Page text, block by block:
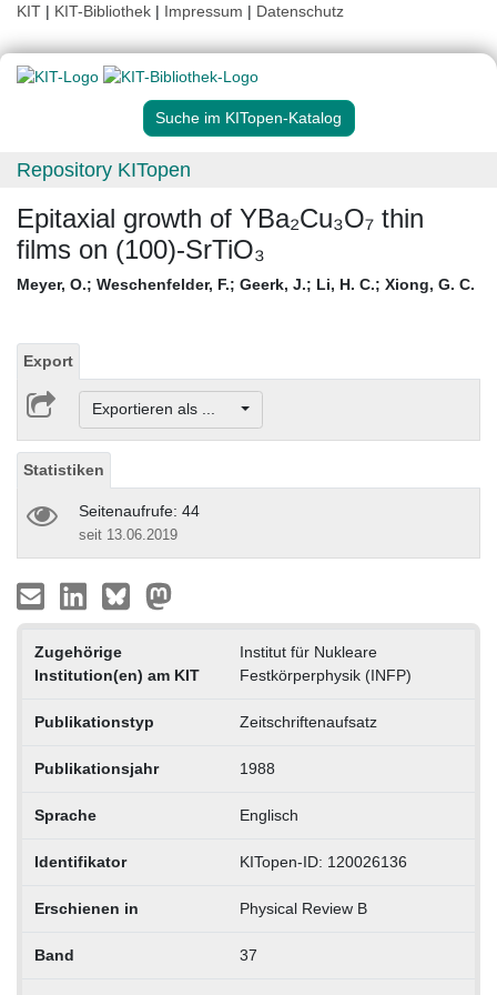
KIT | KIT-Bibliothek | Impressum | Datenschutz
Suche im KITopen-Katalog
Repository KITopen
Epitaxial growth of YBa₂Cu₃O₇ thin
films on (100)-SrTiO₃
Meyer, O.; Weschenfelder, F.; Geerk, J.; Li, H. C.; Xiong, G. C.
Export
Exportieren als ...
Statistiken
Seitenaufrufe: 44
seit 13.06.2019
Zugehörige
Institution(en) am KIT
Institut für Nukleare
Festkörperphysik (INFP)
Publikationstyp Zeitschriftenaufsatz
Publikationsjahr 1988
Sprache Englisch
Identifikator KITopen-ID: 120026136
Erschienen in Physical Review B
Band 37